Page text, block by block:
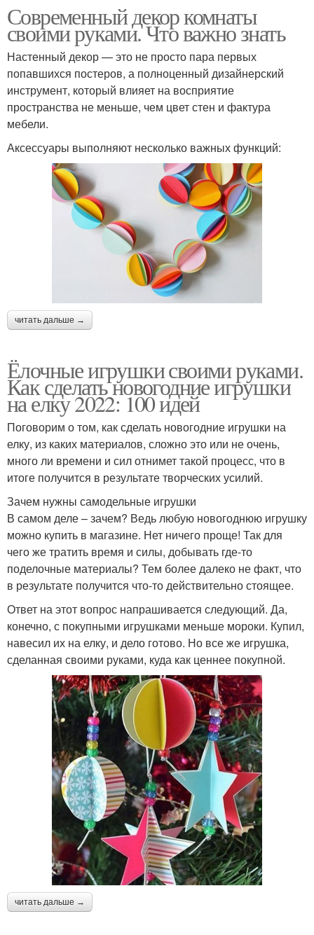
Современный декор комнаты
своими руками. Что важно знать
Настенный декор — это не просто пара первых
попавшихся постеров, а полноценный дизайнерский
инструмент, который влияет на восприятие
пространства не меньше, чем цвет стен и фактура
мебели.
Аксессуары выполняют несколько важных функций:
читать дальше →
Ёлочные игрушки своими руками.
Как сделать новогодние игрушки
на елку 2022: 100 идей
Поговорим о том, как сделать новогодние игрушки на
елку, из каких материалов, сложно это или не очень,
много ли времени и сил отнимет такой процесс, что в
итоге получится в результате творческих усилий.
Зачем нужны самодельные игрушки
В самом деле – зачем? Ведь любую новогоднюю игрушку
можно купить в магазине. Нет ничего проще! Так для
чего же тратить время и силы, добывать где-то
поделочные материалы? Тем более далеко не факт, что
в результате получится что-то действительно стоящее.
Ответ на этот вопрос напрашивается следующий. Да,
конечно, с покупными игрушками меньше мороки. Купил,
навесил их на елку, и дело готово. Но все же игрушка,
сделанная своими руками, куда как ценнее покупной.
читать дальше →